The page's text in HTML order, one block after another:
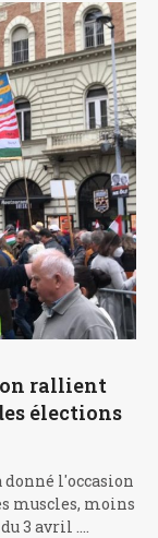
rallient
élections
donné l'occasion
muscles, moins
3 avril .…